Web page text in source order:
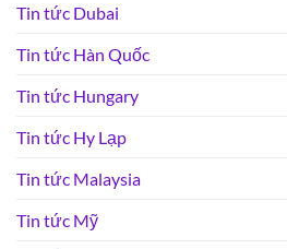
Tin tức Dubai
Tin tức Hàn Quốc
Tin tức Hungary
Tin tức Hy Lạp
Tin tức Malaysia
Tin tức Mỹ